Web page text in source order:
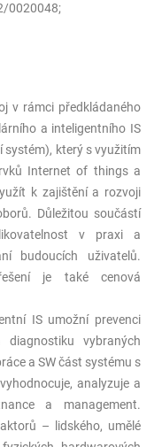
0020048;
v rámci předkládaného
a inteligentního IS
systém), který s využitím
Internet of things a
k zajištění a rozvoji
Důležitou součástí
v praxi a
budoucích uživatelů.
je také cenová
IS umožní prevenci
diagnostiku vybraných
a SW část systému s
analyzuje a
a management.
– lidského, umělé